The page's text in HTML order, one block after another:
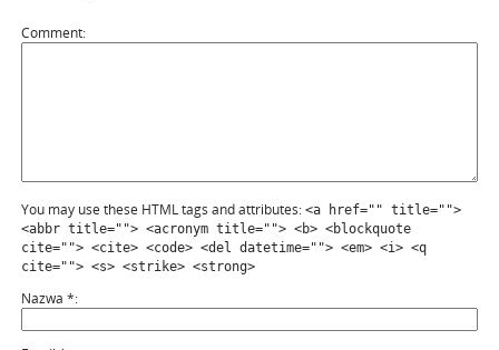
Comment
You may use these HTML tags and attributes: <a href="" title="">
<abbr title=""> <acronym title=""> <b> <blockquote
cite=""> <cite> <code> <del datetime=""> <em> <i> <q
cite=""> <s> <strike> <strong>
Nazwa *